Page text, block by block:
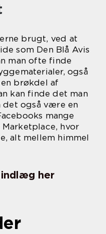
brugt, ved at
som Den Blå Avis
man ofte finde
også
brøkdel af
kan finde det man
det også være en
mange
hvor
alt mellem himmel
her